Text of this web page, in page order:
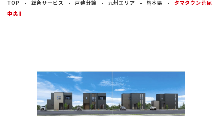
生活サービス・その他
企業・IR情報
TOP 総合サービス 戸建分譲 九州エリア 熊本県
タマタウン荒尾
中央Ⅱ